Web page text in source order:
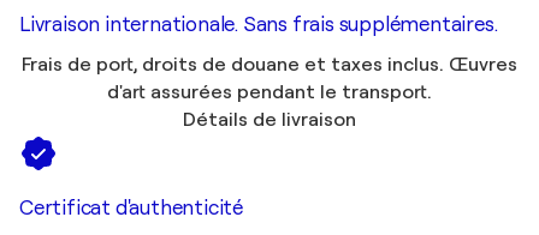
Livraison internationale. Sans frais supplémentaires.
Frais de port, droits de douane et taxes inclus. Œuvres
d'art assurées pendant le transport.
Détails de livraison
Certificat d'authenticité